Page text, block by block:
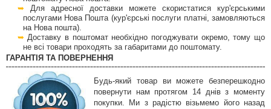
Для адресної доставки можете скористатися кур'єрськими
послугами Нова Пошта (кур'єрські послуги платні, замовляються
на Нова пошта).
Доставку в поштомат необхідно погоджувати окремо, тому що
не всі товари проходять за габаритами до поштомату.
ГАРАНТІЯ ТА ПОВЕРНЕННЯ
Будь-який товар ви можете безперешкодно
повернути нам протягом 14 днів з моменту
покупки. Ми з радістю візьмемо його назад